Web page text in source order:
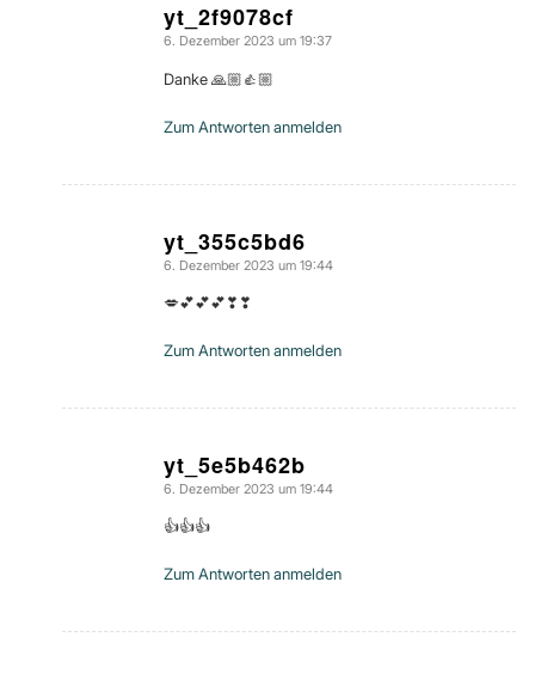
yt_2f9078cf
sagte:
6. Dezember 2023 um 19:37
Danke 🙏🏼👍🏼
Zum Antworten anmelden
yt_355c5bd6
sagte:
6. Dezember 2023 um 19:44
💋💕💕💕❣❣
Zum Antworten anmelden
yt_5e5b462b
sagte:
6. Dezember 2023 um 19:44
👍👍👍
Zum Antworten anmelden